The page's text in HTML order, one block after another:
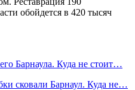
обойдется в 420 тысяч
Барнаула. Куда не стоит…
сковали Барнаул. Куда не…